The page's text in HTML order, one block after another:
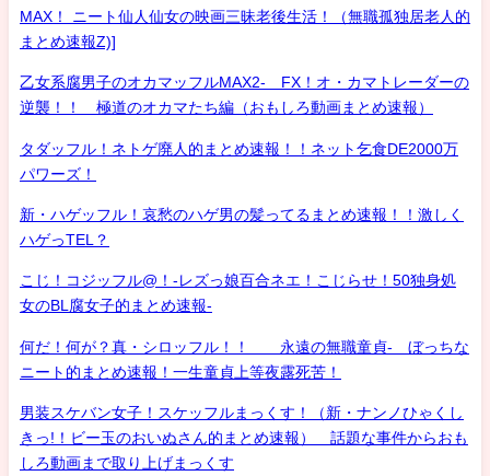
MAX！ ニート仙人仙女の映画三昧老後生活！（無職孤独居老人的
まとめ速報Z)]
乙女系腐男子のオカマッフルMAX2- FX！オ・カマトレーダーの
逆襲！！ 極道のオカマたち編（おもしろ動画まとめ速報）
タダッフル！ネトゲ廃人的まとめ速報！！ネット乞食DE2000万
パワーズ！
新・ハゲッフル！哀愁のハゲ男の髪ってるまとめ速報！！激しく
ハゲっTEL？
こじ！コジッフル@！-レズっ娘百合ネエ！こじらせ！50独身処
女のBL腐女子的まとめ速報-
何だ！何が？真・シロッフル！！ 永遠の無職童貞- ぼっちな
ニート的まとめ速報！一生童貞上等夜露死苦！
男装スケバン女子！スケッフルまっくす！（新・ナンノひゃくし
きっ!！ビー玉のおいぬさん的まとめ速報） 話題な事件からおも
しろ動画まで取り上げまっくす